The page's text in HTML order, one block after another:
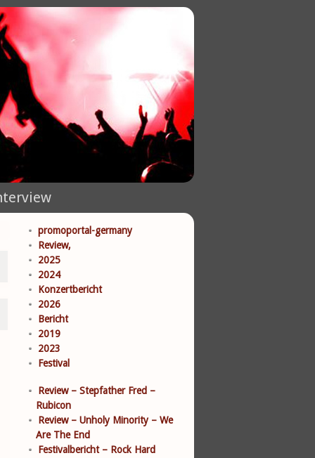
promoportal-germany
Review,
2025
2024
Konzertbericht
2026
Bericht
2019
2023
Festival
Review – Stepfather Fred –
Rubicon
Review – Unholy Minority – We
Are The End
Festivalbericht – Rock Hard